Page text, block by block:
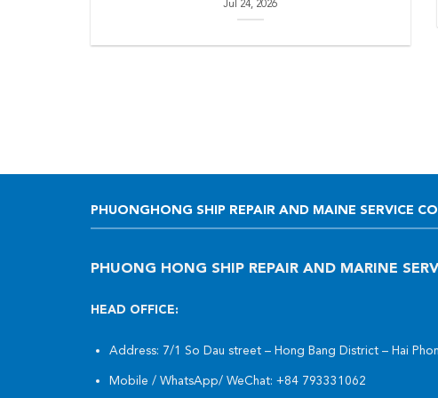
Jul 24, 2026
PHUONGHONG SHIP REPAIR AND MAINE SERVICE
PHUONG HONG SHIP REPAIR AND MARINE
HEAD OFFICE:
Address: 7/1 So Dau street – Hong Bang District – Hai
Mobile / WhatsApp/ WeChat: +84 793331062